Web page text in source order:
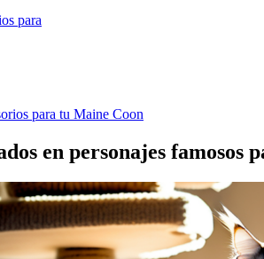
para
para tu Maine Coon
en personajes